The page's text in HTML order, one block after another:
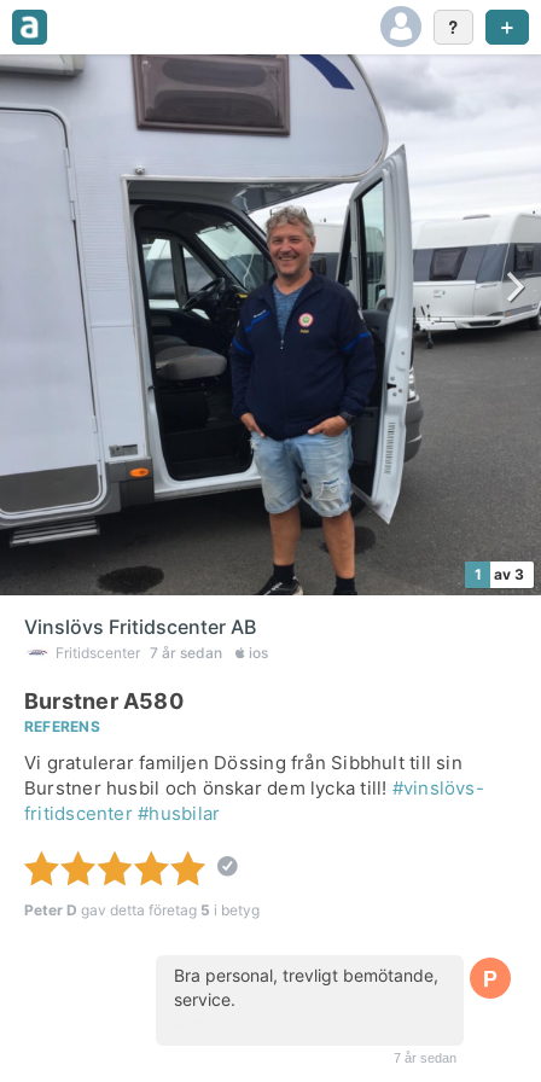
1 av 3
Vinslövs Fritidscenter AB
Fritidscenter 7 år sedan ios
Burstner A580
REFERENS
Vi gratulerar familjen Dössing från Sibbhult till sin
Burstner husbil och önskar dem lycka till! #vinslövs-
fritidscenter #husbilar
Peter D gav detta företag 5 i betyg
Bra personal, trevligt bemötande,
service.
7 år sedan